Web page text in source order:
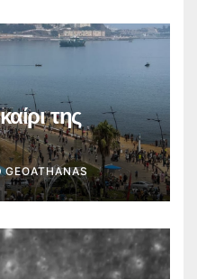
της
GEOATHANAS